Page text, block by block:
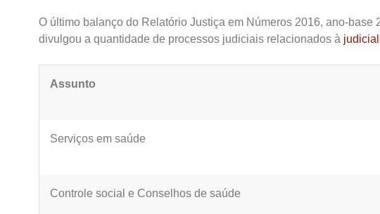
O último balanço do Relatório Justiça em Números 2016, ano-
divulgou a quantidade de processos judiciais relacionados à
Assunto
Serviços em saúde
Controle social e Conselhos de saúde